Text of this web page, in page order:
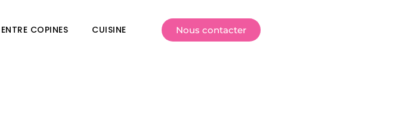
ENTRE COPINES CUISINE Nous contacter